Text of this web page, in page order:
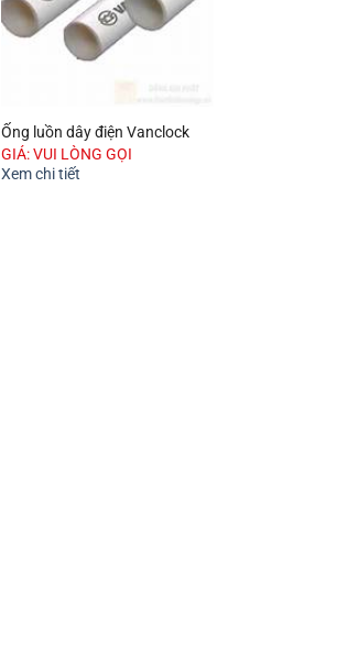
Ống luồn dây điện Vanclock
GIÁ: VUI LÒNG GỌI
Xem chi tiết